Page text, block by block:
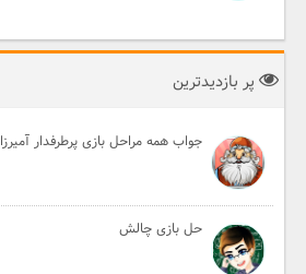
پر بازدیدترین
جواب همه مراحل بازی پرطرفدار آمیرزا
حل بازی چالش